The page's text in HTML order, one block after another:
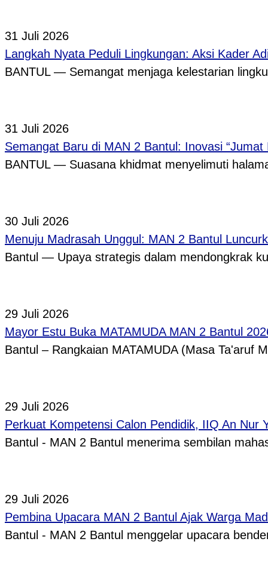
31 Juli 2026
Langkah Nyata Peduli Lingkungan: Aksi Kader
BANTUL — Semangat menjaga kelestarian
31 Juli 2026
Semangat Baru di MAN 2 Bantul: Inovasi
BANTUL — Suasana khidmat menyelimuti
30 Juli 2026
Menuju Madrasah Unggul: MAN 2 Bantul
Bantul — Upaya strategis dalam mendongkrak
29 Juli 2026
Mayor Estu Buka MATAMUDA MAN 2 Bantul
Bantul – Rangkaian MATAMUDA (Masa Ta'aruf
29 Juli 2026
Perkuat Kompetensi Calon Pendidik, IIQ An Nur
Bantul - MAN 2 Bantul menerima sembilan
29 Juli 2026
Pembina Upacara MAN 2 Bantul Ajak Warga
Bantul - MAN 2 Bantul menggelar upacara